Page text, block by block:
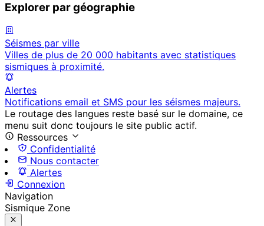
Explorer par géographie
Séismes par ville
Villes de plus de 20 000 habitants avec statistiques
sismiques à proximité.
Alertes
Notifications email et SMS pour les séismes majeurs.
Le routage des langues reste basé sur le domaine, ce
menu suit donc toujours le site public actif.
Ressources
Confidentialité
Nous contacter
Alertes
Connexion
Navigation
Sismique Zone